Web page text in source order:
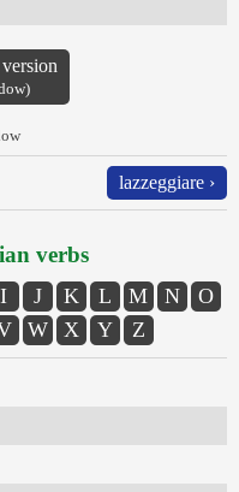
lazzeggiare ›
verbs
I J K L M N
O
W X Y Z